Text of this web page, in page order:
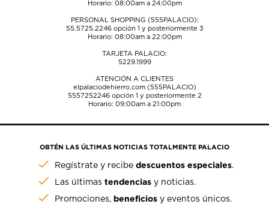
Horario: 08:00am a 24:00pm
PERSONAL SHOPPING (555PALACIO):
55.5725.2246opción 1 y posteriormente 3
Horario: 08:00am a 22:00pm
TARJETA PALACIO:
5229.1999
ATENCIÓN A CLIENTES
elpalaciodehierro.com (555PALACIO)
5557252246opción 1 y posteriormente 2
Horario: 09:00am a 21:00pm
OBTÉN LAS ÚLTIMAS NOTICIAS TOTALMENTE PALACIO
Regístrate y recibedescuentos especiales.
Las últimastendencias y noticias.
Promociones, beneficios y eventos únicos.